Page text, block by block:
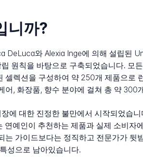
니까?
와 Alexia Inge에 의해 설립된
원칙을 바탕으로 구축되었습니다.
셀렉션을 구성하여 약 250개 제품으로
어, 화장품, 향수 분야에 걸쳐 총 약 300
에 대한 진정한 불만에서 시작되었습
예인이 추천하는 제품과 실제 소비자
는 가이드보다는 정직하고 전문가가
성으로 남아있습니다.